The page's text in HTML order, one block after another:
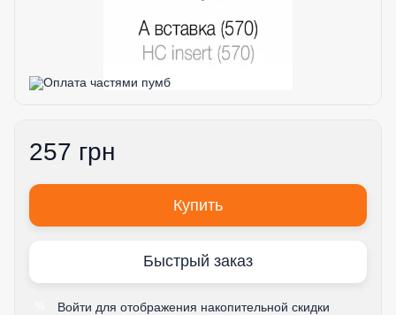
257 грн
Купить
Быстрый заказ
Войти для отображения накопительной скидки